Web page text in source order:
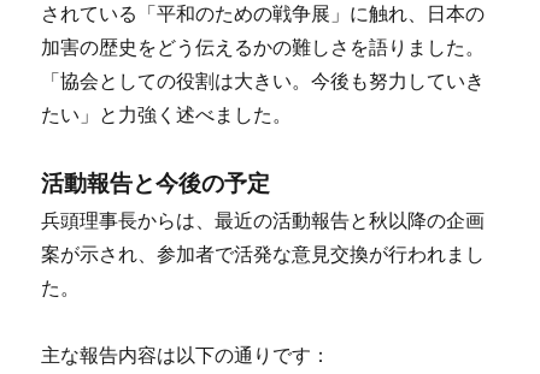
されている「平和のための戦争展」に触れ、日本の
加害の歴史をどう伝えるかの難しさを語りました。
「協会としての役割は大きい。今後も努力していき
たい」と力強く述べました。
活動報告と今後の予定
兵頭理事長からは、最近の活動報告と秋以降の企画
案が示され、参加者で活発な意見交換が行われまし
た。
主な報告内容は以下の通りです：